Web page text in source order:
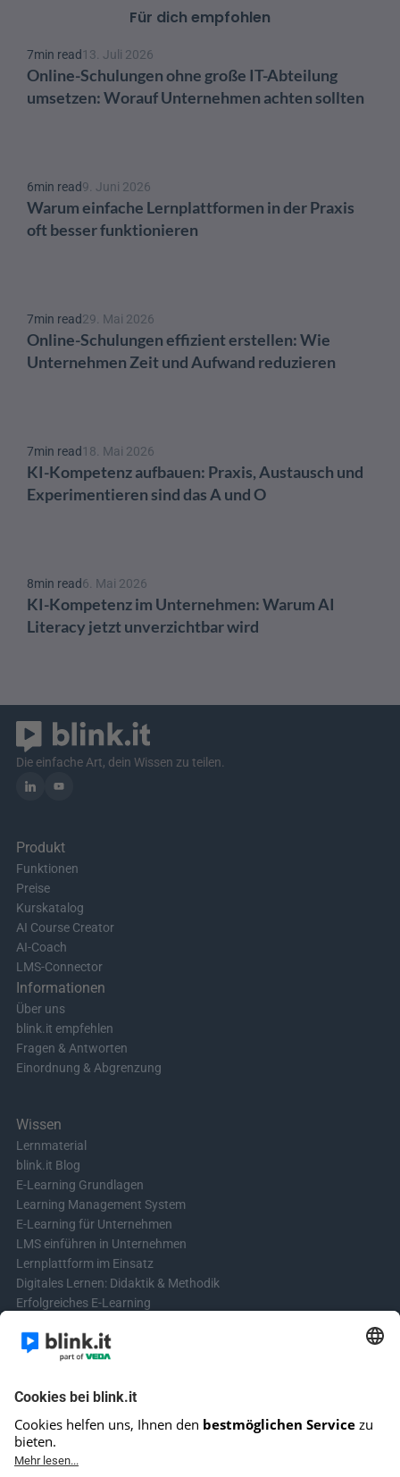
Für dich empfohlen
7min read13. Juli 2026
Online-Schulungen ohne große IT-Abteilung
umsetzen: Worauf Unternehmen achten sollten
6min read9. Juni 2026
Warum einfache Lernplattformen in der Praxis
oft besser funktionieren
7min read29. Mai 2026
Online-Schulungen effizient erstellen: Wie
Unternehmen Zeit und Aufwand reduzieren
7min read18. Mai 2026
KI-Kompetenz aufbauen: Praxis, Austausch und
Experimentieren sind das A und O
8min read6. Mai 2026
KI-Kompetenz im Unternehmen: Warum AI
Literacy jetzt unverzichtbar wird
Die einfache Art, dein Wissen zu teilen.
Produkt
Funktionen
Preise
Kurskatalog
AI Course Creator
AI-Coach
LMS-Connector
Informationen
Über uns
blink.it empfehlen
Fragen & Antworten
Einordnung & Abgrenzung
Wissen
Lernmaterial
blink.it Blog
E-Learning Grundlagen
Learning Management System
E-Learning für Unternehmen
LMS einführen in Unternehmen
Lernplattform im Einsatz
Digitales Lernen: Didaktik & Methodik
Erfolgreiches E-Learning
Learning & Development
Videos für Online-Kurse erstellen
Kontakt aufnehmen
Kontaktformular
Fragen? Schreibe uns!